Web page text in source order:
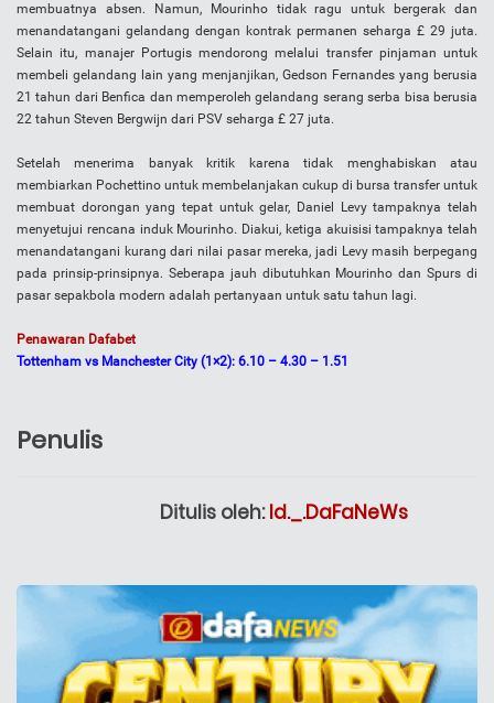
membuatnya absen. Namun, Mourinho tidak ragu untuk bergerak dan
menandatangani gelandang dengan kontrak permanen seharga £ 29 juta.
Selain itu, manajer Portugis mendorong melalui transfer pinjaman untuk
membeli gelandang lain yang menjanjikan, Gedson Fernandes yang berusia
21 tahun dari Benfica dan memperoleh gelandang serang serba bisa berusia
22 tahun Steven Bergwijn dari PSV seharga £ 27 juta.
Setelah menerima banyak kritik karena tidak menghabiskan atau
membiarkan Pochettino untuk membelanjakan cukup di bursa transfer untuk
membuat dorongan yang tepat untuk gelar, Daniel Levy tampaknya telah
menyetujui rencana induk Mourinho. Diakui, ketiga akuisisi tampaknya telah
menandatangani kurang dari nilai pasar mereka, jadi Levy masih berpegang
pada prinsip-prinsipnya. Seberapa jauh dibutuhkan Mourinho dan Spurs di
pasar sepakbola modern adalah pertanyaan untuk satu tahun lagi.
Penawaran Dafabet
Tottenham vs Manchester City (1×2): 6.10 – 4.30 – 1.51
Penulis
Ditulis oleh:Id._.DaFaNeWs